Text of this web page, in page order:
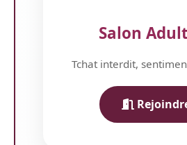
Salon
Tchat interdit,